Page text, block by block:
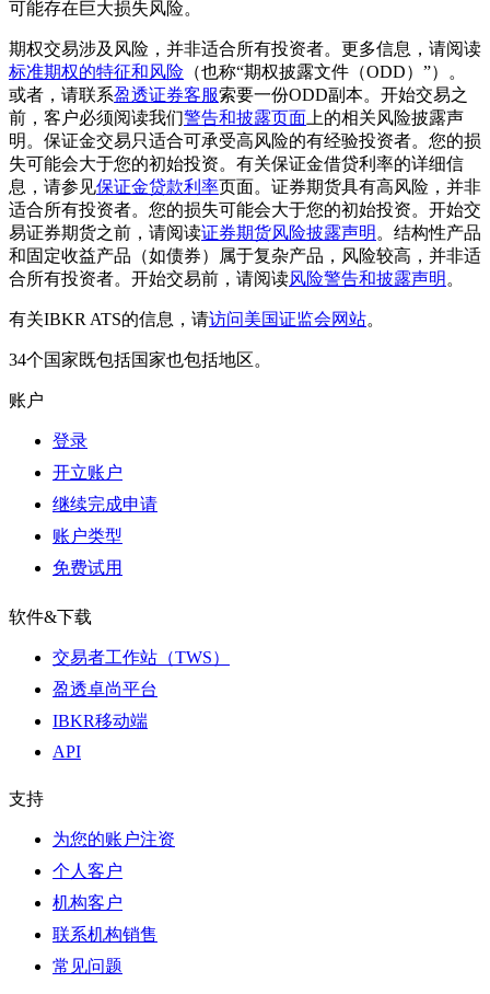
可能存在巨大损失风险。
期权交易涉及风险，并非适合所有投资者。更多信息，请阅读
标准期权的特征和风险 （也称“期权披露文件（ODD）”）。
或者，请联系盈透证券客服索要一份ODD副本。开始交易之
前，客户必须阅读我们警告和披露页面 上的相关风险披露声
明。保证金交易只适合可承受高风险的有经验投资者。您的损
失可能会大于您的初始投资。有关保证金借贷利率的详细信
息，请参见保证金贷款利率页面。证券期货具有高风险，并非
适合所有投资者。您的损失可能会大于您的初始投资。开始交
易证券期货之前，请阅读证券期货风险披露声明 。结构性产品
和固定收益产品（如债券）属于复杂产品，风险较高，并非适
合所有投资者。开始交易前，请阅读风险警告和披露声明 。
有关IBKR ATS的信息，请访问美国证监会网站。
34个国家既包括国家也包括地区。
账户
登录
开立账户
继续完成申请
账户类型
免费试用
软件&下载
交易者工作站（TWS）
盈透卓尚平台
IBKR移动端
API
支持
为您的账户注资
个人客户
机构客户
联系机构销售
常见问题